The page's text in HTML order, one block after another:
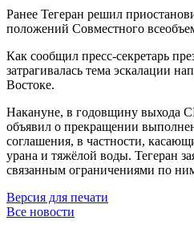
Ранее Тегеран решил
положений Совместного
Как сообщил пресс-секретарь
затрагивалась тема эскалации
Востоке.
Накануне, в годовщину выхода
объявил о прекращении
соглашения, в частности,
урана и тяжёлой воды. Тегеран
связанным ограничениями по
Версия для печати
Все новости